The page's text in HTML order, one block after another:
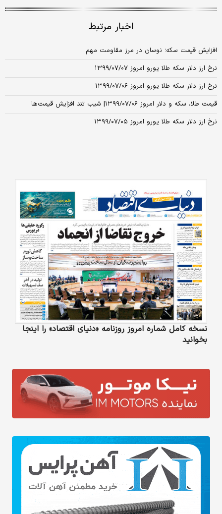
اخبار مرتبط
افزایش قیمت سکه؛ نوسان در مرز مقاومت مهم
نرخ ارز دلار سکه طلا یورو امروز ۱۳۹۹/۰۷/۰۷
نرخ ارز دلار سکه طلا یورو امروز ۱۳۹۹/۰۷/۰۶
قیمت طلا، سکه و دلار امروز ۱۳۹۹/۰۷/۰۶| شیب تند افزایش قیمت‌ها
نرخ ارز دلار سکه طلا یورو امروز ۱۳۹۹/۰۷/۰۵
نسخه کامل شماره امروز روزنامه «دنیای‌ اقتصاد» را اینجا
بخوانید